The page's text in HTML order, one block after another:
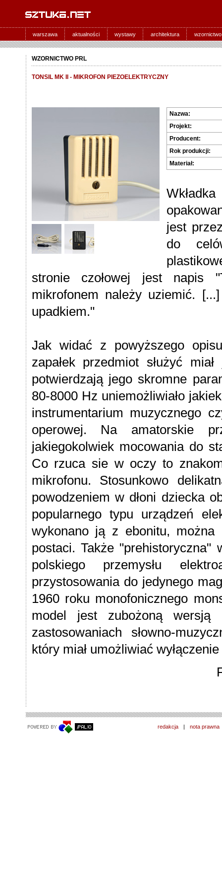
warszawa aktualności wystawy architektura wzornictwo
WZORNICTWO PRL
TONSIL MK II - MIKROFON PIEZOELEKTRYCZNY
Nazwa:
Projekt:
Producent:
Rok produkcji:
Materiał:
jest
do
stronie czołowej jest napis
mikrofonem należy uziemić.
upadkiem."
Jak widać z powyższego
zapałek przedmiot służyć
potwierdzają jego skromne
80-8000 Hz uniemożliwiało
instrumentarium muzycznego
operowej. Na amatorskie
jakiegokolwiek mocowania do
Co rzuca sie w oczy to
mikrofonu. Stosunkowo
powodzeniem w dłoni dziecka
popularnego typu urządzeń
wykonano ją z ebonitu,
postaci. Także "prehistoryczna"
polskiego przemysłu
przystosowania do jedynego
1960 roku monofonicznego
model jest zubożoną
zastosowaniach słowno-
który miał umożliwiać
redakcja | nota prawna